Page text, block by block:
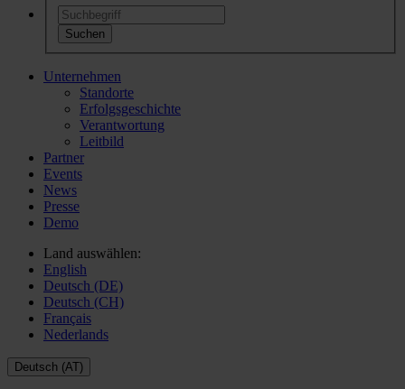
Unternehmen
Standorte
Erfolgsgeschichte
Verantwortung
Leitbild
Partner
Events
News
Presse
Demo
Land auswählen:
English
Deutsch (DE)
Deutsch (CH)
Français
Nederlands
Deutsch (AT)